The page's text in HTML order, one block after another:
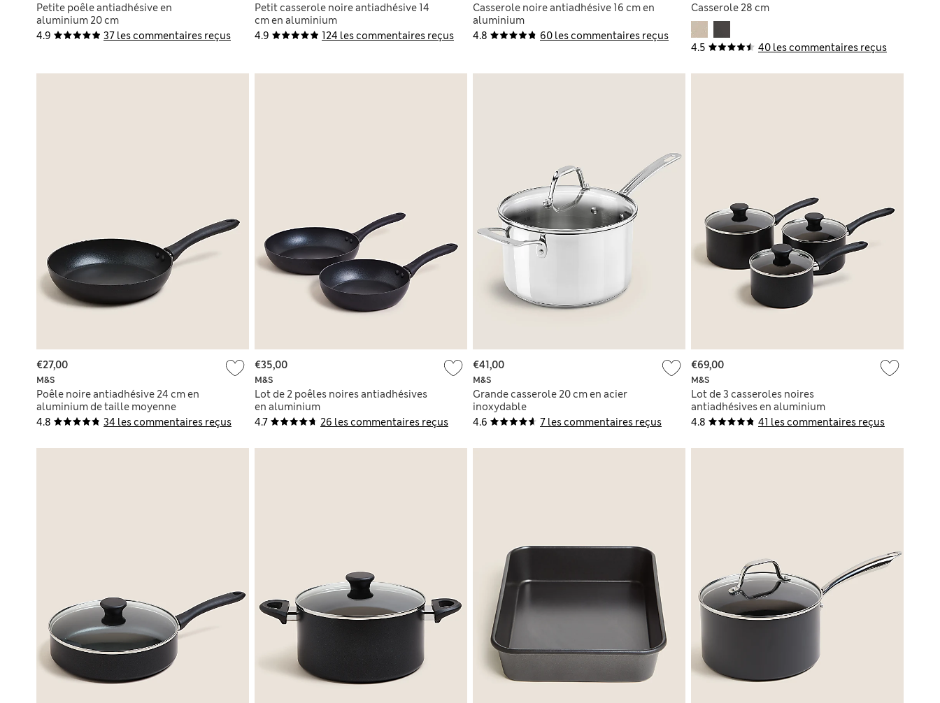
4.9 37 les commentaires reçus
Petite poêle antiadhésive en
aluminium 20 cm
4.9 124 les commentaires reçus
Petit casserole noire antiadhésive 14
cm en aluminium
4.8 60 les commentaires reçus
Casserole noire antiadhésive 16 cm en
aluminium
4.5 40 les commentaires reçus
Casserole 28 cm
4.8 34 les commentaires reçus
M&S
Poêle noire antiadhésive 24 cm en
aluminium de taille moyenne
€27,00
4.7 26 les commentaires reçus
M&S
Lot de 2 poêles noires antiadhésives
en aluminium
€35,00
4.6 7 les commentaires reçus
M&S
Grande casserole 20 cm en acier
inoxydable
€41,00
4.8 41 les commentaires reçus
M&S
Lot de 3 casseroles noires
antiadhésives en aluminium
€69,00